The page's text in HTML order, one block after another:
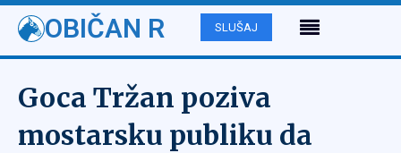
OBIČAN R SLUŠAJ
Goca Tržan poziva
mostarsku publiku da